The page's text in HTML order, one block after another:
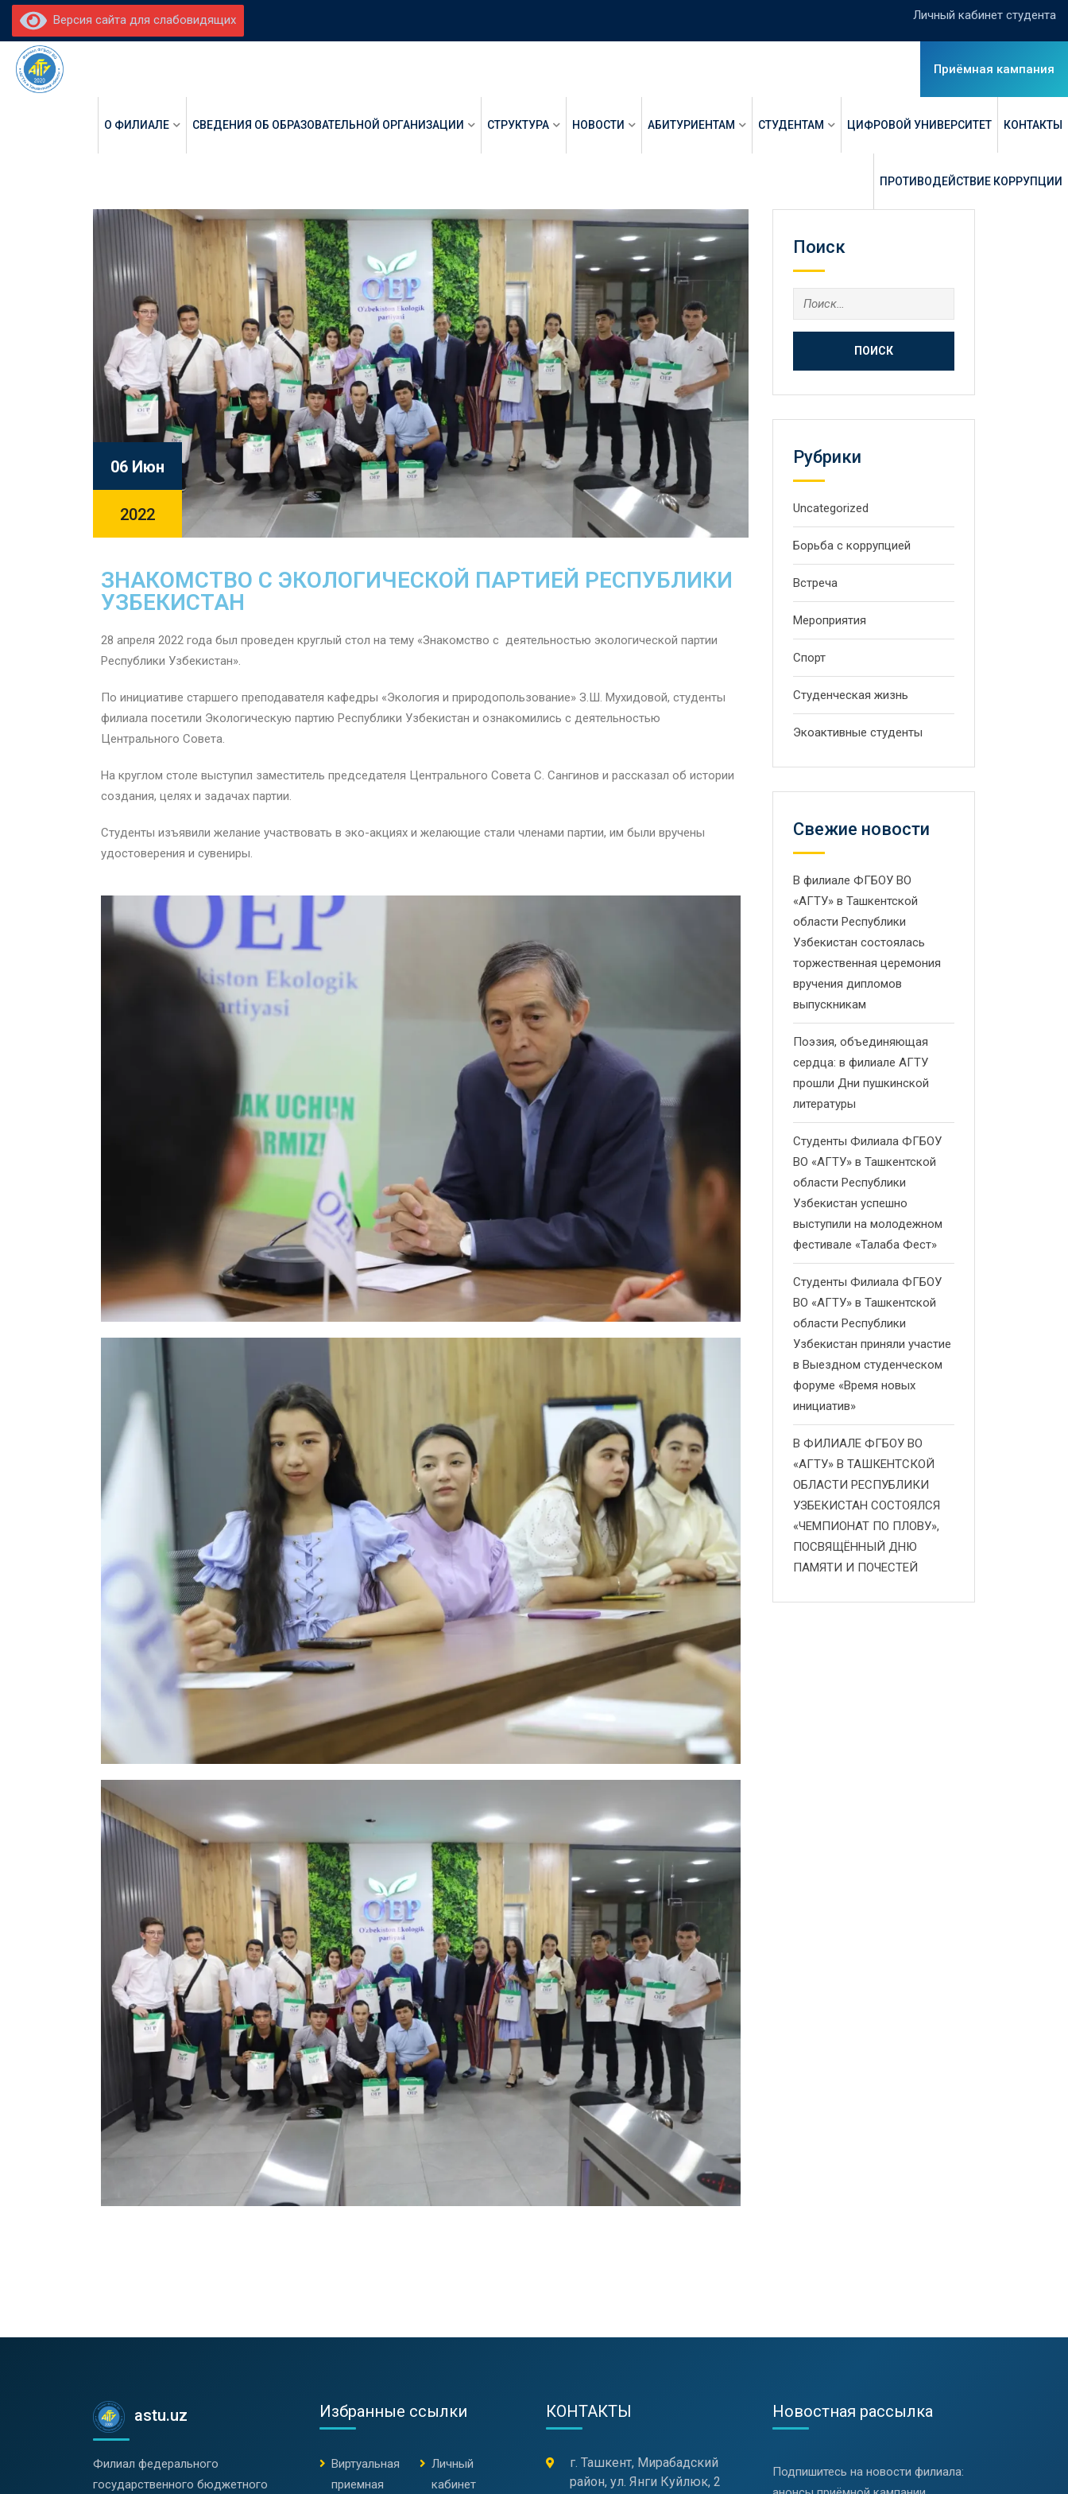
Версия сайта для слабовидящих Личный кабинет студента
Приёмная кампания
О ФИЛИАЛЕ СВЕДЕНИЯ ОБ ОБРАЗОВАТЕЛЬНОЙ ОРГАНИЗАЦИИ СТРУКТУРА НОВОСТИ АБИТУРИЕНТАМ СТУДЕНТАМ ЦИФРОВОЙ УНИВЕРСИТЕТ КОНТАКТЫ
ПРОТИВОДЕЙСТВИЕ КОРРУПЦИИ
06 Июн
2022
ЗНАКОМСТВО С ЭКОЛОГИЧЕСКОЙ ПАРТИЕЙ РЕСПУБЛИКИ
УЗБЕКИСТАН
28 апреля 2022 года был проведен круглый стол на тему «Знакомство с деятельностью экологической партии
Республики Узбекистан».
По инициативе старшего преподавателя кафедры «Экология и природопользование» З.Ш. Мухидовой, студенты
филиала посетили Экологическую партию Республики Узбекистан и ознакомились с деятельностью
Центрального Совета.
На круглом столе выступил заместитель председателя Центрального Совета С. Сангинов и рассказал об истории
создания, целях и задачах партии.
Студенты изъявили желание участвовать в эко-акциях и желающие стали членами партии, им были вручены
удостоверения и сувениры.
Поиск
Рубрики
Uncategorized
Борьба с коррупцией
Встреча
Мероприятия
Спорт
Студенческая жизнь
Экоактивные студенты
Свежие новости
В филиале ФГБОУ ВО
«АГТУ» в Ташкентской
области Республики
Узбекистан состоялась
торжественная церемония
вручения дипломов
выпускникам
Поэзия, объединяющая
сердца: в филиале АГТУ
прошли Дни пушкинской
литературы
Студенты Филиала ФГБОУ
ВО «АГТУ» в Ташкентской
области Республики
Узбекистан успешно
выступили на молодежном
фестивале «Талаба Фест»
Студенты Филиала ФГБОУ
ВО «АГТУ» в Ташкентской
области Республики
Узбекистан приняли участие
в Выездном студенческом
форуме «Время новых
инициатив»
В ФИЛИАЛЕ ФГБОУ ВО
«АГТУ» В ТАШКЕНТСКОЙ
ОБЛАСТИ РЕСПУБЛИКИ
УЗБЕКИСТАН СОСТОЯЛСЯ
«ЧЕМПИОНАТ ПО ПЛОВУ»,
ПОСВЯЩЁННЫЙ ДНЮ
ПАМЯТИ И ПОЧЕСТЕЙ
astu.uz
Филиал федерального
государственного бюджетного
Избранные ссылки
Виртуальная
приемная
Личный
кабинет
КОНТАКТЫ
г. Ташкент, Мирабадский
район, ул. Янги Куйлюк, 2
Новостная рассылка
Подпишитесь на новости филиала: